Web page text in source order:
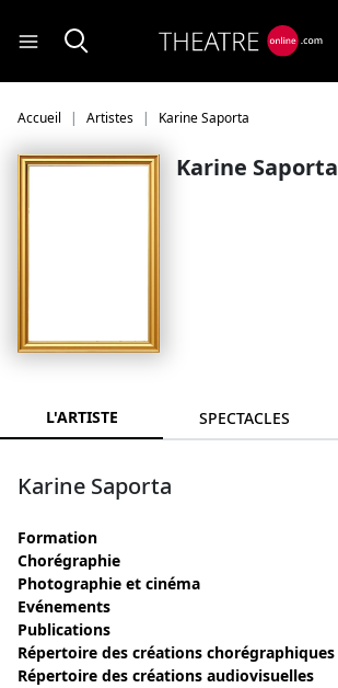
Accueil Artistes Karine Saporta
Karine Saporta
L'ARTISTE SPECTACLES
Karine Saporta
Formation
Chorégraphie
Photographie et cinéma
Evénements
Publications
Répertoire des créations chorégraphiques
Répertoire des créations audiovisuelles